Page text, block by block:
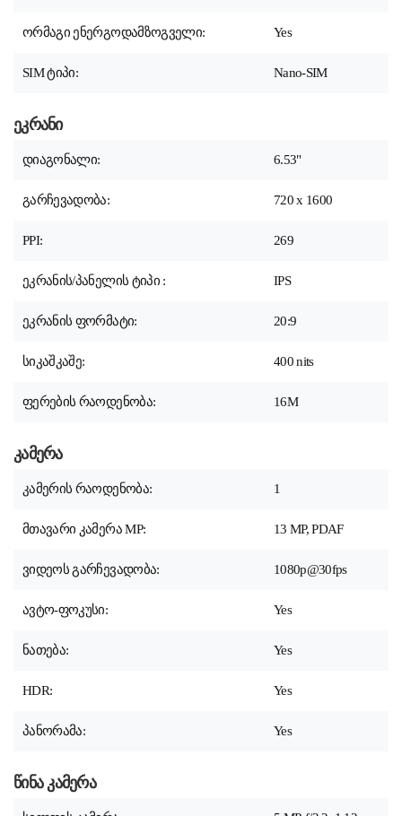
ორმაგი ენერგოდამზოგველი: Yes
SIM ტიპი: Nano-SIM
ეკრანი
დიაგონალი: 6.53"
გარჩევადობა: 720 x 1600
PPI: 269
ეკრანის/პანელის ტიპი : IPS
ეკრანის ფორმატი: 20:9
სიკაშკაშე: 400 nits
ფერების რაოდენობა: 16M
კამერა
კამერის რაოდენობა: 1
მთავარი კამერა MP: 13 MP, PDAF
ვიდეოს გარჩევადობა: 1080p@30fps
ავტო-ფოკუსი: Yes
ნათება: Yes
HDR: Yes
პანორამა: Yes
წინა კამერა